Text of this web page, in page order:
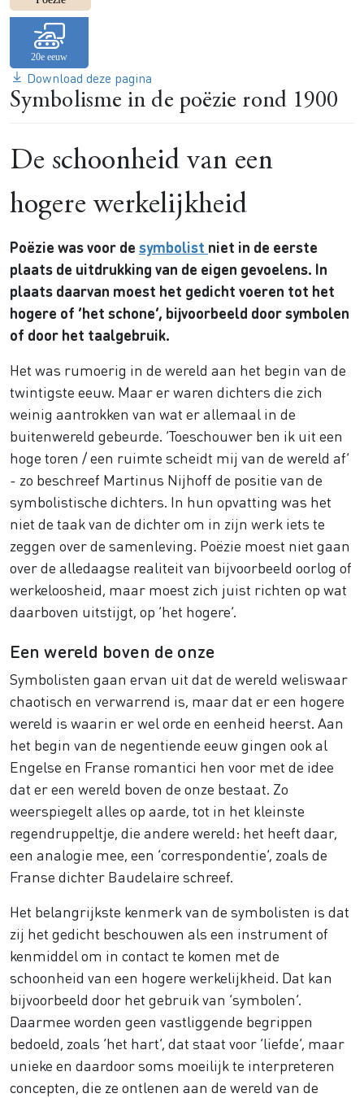
Download deze pagina
Symbolisme in de poëzie rond 1900
De schoonheid van een
hogere werkelijkheid
Poëzie was voor de symbolist niet in de eerste
plaats de uitdrukking van de eigen gevoelens. In
plaats daarvan moest het gedicht voeren tot het
hogere of ‘het schone’, bijvoorbeeld door symbolen
of door het taalgebruik.
Het was rumoerig in de wereld aan het begin van de
twintigste eeuw. Maar er waren dichters die zich
weinig aantrokken van wat er allemaal in de
buitenwereld gebeurde. ‘Toeschouwer ben ik uit een
hoge toren / een ruimte scheidt mij van de wereld af’
- zo beschreef Martinus Nijhoff de positie van de
symbolistische dichters. In hun opvatting was het
niet de taak van de dichter om in zijn werk iets te
zeggen over de samenleving. Poëzie moest niet gaan
over de alledaagse realiteit van bijvoorbeeld oorlog of
werkeloosheid, maar moest zich juist richten op wat
daarboven uitstijgt, op ‘het hogere’.
Een wereld boven de onze
Symbolisten gaan ervan uit dat de wereld weliswaar
chaotisch en verwarrend is, maar dat er een hogere
wereld is waarin er wel orde en eenheid heerst. Aan
het begin van de negentiende eeuw gingen ook al
Engelse en Franse romantici hen voor met de idee
dat er een wereld boven de onze bestaat. Zo
weerspiegelt alles op aarde, tot in het kleinste
regendruppeltje, die andere wereld: het heeft daar,
een analogie mee, een ‘correspondentie’, zoals de
Franse dichter Baudelaire schreef.
Het belangrijkste kenmerk van de symbolisten is dat
zij het gedicht beschouwen als een instrument of
kenmiddel om in contact te komen met de
schoonheid van een hogere werkelijkheid. Dat kan
bijvoorbeeld door het gebruik van ‘symbolen’.
Daarmee worden geen vastliggende begrippen
bedoeld, zoals ‘het hart’, dat staat voor ‘liefde’, maar
unieke en daardoor soms moeilijk te interpreteren
concepten, die ze ontlenen aan de wereld van de